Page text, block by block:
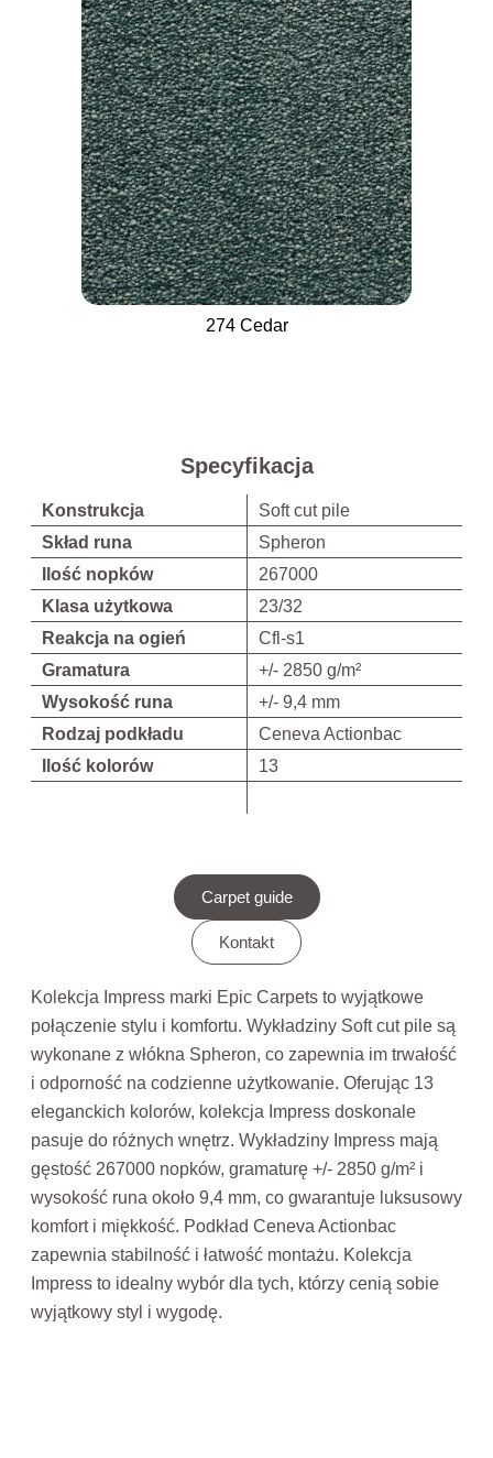
274 Cedar
Specyfikacja
Konstrukcja
Soft cut pile
Skład runa
Spheron
Ilość nopków
267000
Klasa użytkowa
23/32
Reakcja na ogień
Cfl-s1
Gramatura
+/- 2850 g/m²
Wysokość runa
+/- 9,4 mm
Rodzaj podkładu
Ceneva Actionbac
Ilość kolorów
13
Carpet guide
Kontakt
Kolekcja Impress marki Epic Carpets to wyjątkowe
połączenie stylu i komfortu. Wykładziny Soft cut pile są
wykonane z włókna Spheron, co zapewnia im trwałość
i odporność na codzienne użytkowanie. Oferując 13
eleganckich kolorów, kolekcja Impress doskonale
pasuje do różnych wnętrz. Wykładziny Impress mają
gęstość 267000 nopków, gramaturę +/- 2850 g/m² i
wysokość runa około 9,4 mm, co gwarantuje luksusowy
komfort i miękkość. Podkład Ceneva Actionbac
zapewnia stabilność i łatwość montażu. Kolekcja
Impress to idealny wybór dla tych, którzy cenią sobie
wyjątkowy styl i wygodę.